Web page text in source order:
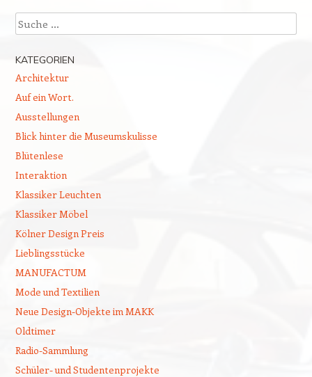
Suchen
KATEGORIEN
Architektur
Auf ein Wort.
Ausstellungen
Blick hinter die Museumskulisse
Blütenlese
Interaktion
Klassiker Leuchten
Klassiker Möbel
Kölner Design Preis
Lieblingsstücke
MANUFACTUM
Mode und Textilien
Neue Design-Objekte im MAKK
Oldtimer
Radio-Sammlung
Schüler- und Studentenprojekte